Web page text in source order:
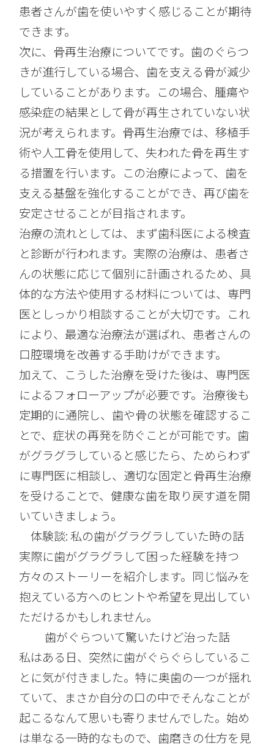
患者さんが歯を使いやすく感じることが期待
できます。
次に、骨再生治療についてです。歯のぐらつ
きが進行している場合、歯を支える骨が減少
していることがあります。この場合、腫瘍や
感染症の結果として骨が再生されていない状
況が考えられます。骨再生治療では、移植手
術や人工骨を使用して、失われた骨を再生す
る措置を行います。この治療によって、歯を
支える基盤を強化することができ、再び歯を
安定させることが目指されます。
治療の流れとしては、まず歯科医による検査
と診断が行われます。実際の治療は、患者さ
んの状態に応じて個別に計画されるため、具
体的な方法や使用する材料については、専門
医としっかり相談することが大切です。これ
により、最適な治療法が選ばれ、患者さんの
口腔環境を改善する手助けができます。
加えて、こうした治療を受けた後は、専門医
によるフォローアップが必要です。治療後も
定期的に通院し、歯や骨の状態を確認するこ
とで、症状の再発を防ぐことが可能です。歯
がグラグラしていると感じたら、ためらわず
に専門医に相談し、適切な固定と骨再生治療
を受けることで、健康な歯を取り戻す道を開
いていきましょう。
体験談: 私の歯がグラグラしていた時の話
実際に歯がグラグラして困った経験を持つ
方々のストーリーを紹介します。同じ悩みを
抱えている方へのヒントや希望を見出してい
ただけるかもしれません。
歯がぐらついて驚いたけど治った話
私はある日、突然に歯がぐらぐらしているこ
とに気が付きました。特に奥歯の一つが揺れ
ていて、まさか自分の口の中でそんなことが
起こるなんて思いも寄りませんでした。始め
は単なる一時的なもので、歯磨きの仕方を見